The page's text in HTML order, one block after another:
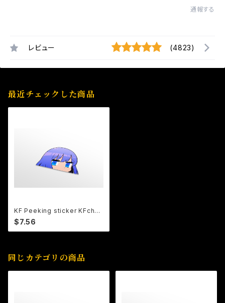
通報する
レビュー (4823)
最近チェックした商品
KF Peeking sticker KFchan
ver.34
$7.56
同じカテゴリの商品